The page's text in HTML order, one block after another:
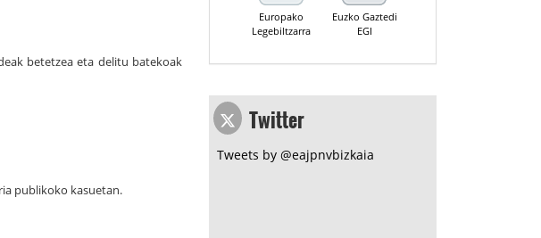
betetzea eta delitu batekoak
publikoko kasuetan.
Europako
Legebiltzarra
Euzko Gaztedi
EGI
Twitter
Tweets by @eajpnvbizkaia